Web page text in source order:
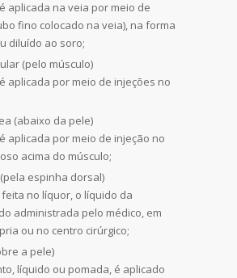
aplicada na veia por meio de
fino colocado na veia), na forma
diluído ao soro;
(pelo músculo)
aplicada por meio de injeções no
(abaixo da pele)
aplicada por meio de injeção no
acima do músculo;
espinha dorsal)
no líquor, o líquido da
administrada pelo médico, em
ou no centro cirúrgico;
a pele)
líquido ou pomada, é aplicado